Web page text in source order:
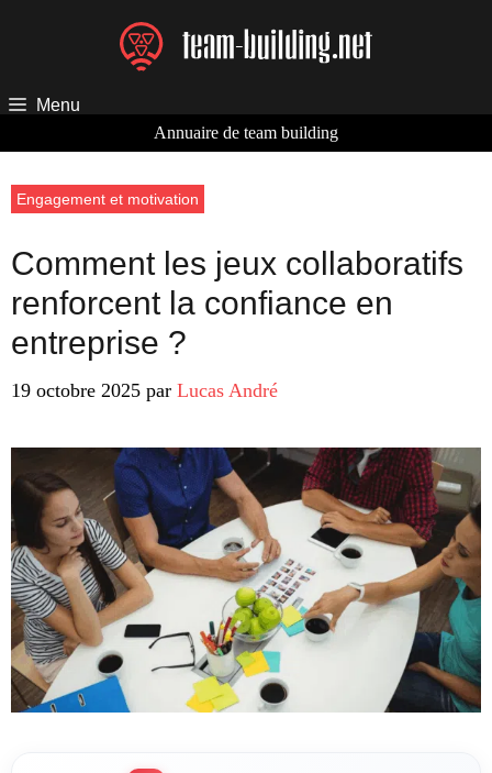
Menu
Annuaire de team building
Engagement et motivation
Comment les jeux collaboratifs
renforcent la confiance en
entreprise ?
19 octobre 2025 par Lucas André